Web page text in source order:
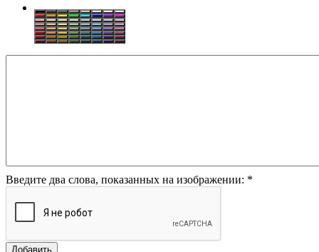
Введите два слова, показанных на изображении: *